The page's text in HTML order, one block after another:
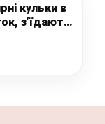
кульки в
з’їдають